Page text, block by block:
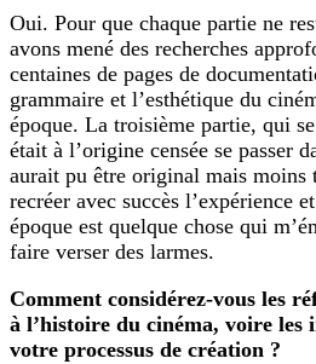
Oui. Pour que chaque partie ne
avons mené des recherches
centaines de pages de
grammaire et l’esthétique du
époque. La troisième partie, qui
était à l’origine censée se passer
aurait pu être original mais moins
recréer avec succès l’expérience
époque est quelque chose qui
faire verser des larmes.
Comment considérez-vous les
à l’histoire du cinéma, voire les
votre processus de création ?